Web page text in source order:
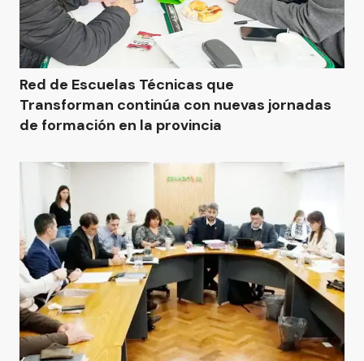
Red de Escuelas Técnicas que
Transforman continúa con nuevas jornadas
de formación en la provincia